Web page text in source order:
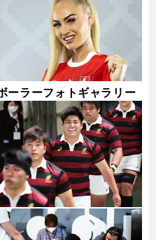
ーラーフォトギャラリー